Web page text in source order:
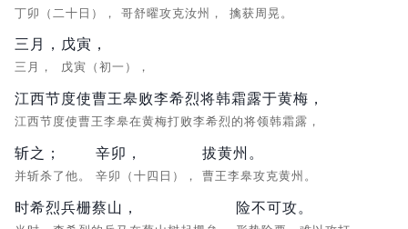
丁卯（二十日）， 哥舒曜攻克汝州， 擒获周晃。
三月，
三月，
戊寅，
戊寅（初一），
江西节度使曹王皋败李希烈将韩霜露于黄梅，
江西节度使曹王李皋在黄梅打败李希烈的将领韩霜露，
斩之；
并斩杀了他。
辛卯，
辛卯（十四日），
拔黄州。
曹王李皋攻克黄州。
时希烈兵栅蔡山， 险不可攻。